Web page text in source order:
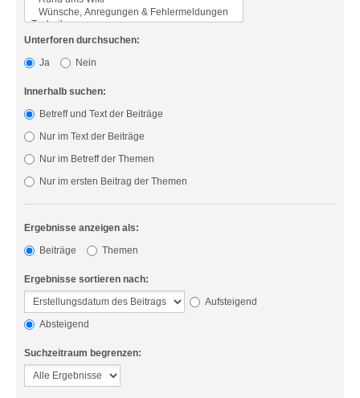
Unterforen durchsuchen:
Ja
Nein
Innerhalb suchen:
Betreff und Text der Beiträge
Nur im Text der Beiträge
Nur im Betreff der Themen
Nur im ersten Beitrag der Themen
Ergebnisse anzeigen als:
Beiträge
Themen
Ergebnisse sortieren nach:
Aufsteigend
Absteigend
Suchzeitraum begrenzen: